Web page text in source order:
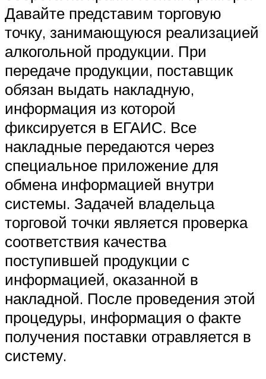
Давайте представим торговую
точку, занимающуюся реализацией
алкогольной продукции. При
передаче продукции, поставщик
обязан выдать накладную,
информация из которой
фиксируется в ЕГАИС. Все
накладные передаются через
специальное приложение для
обмена информацией внутри
системы. Задачей владельца
торговой точки является проверка
соответствия качества
поступившей продукции с
информацией, оказанной в
накладной. После проведения этой
процедуры, информация о факте
получения поставки отравляется в
систему.